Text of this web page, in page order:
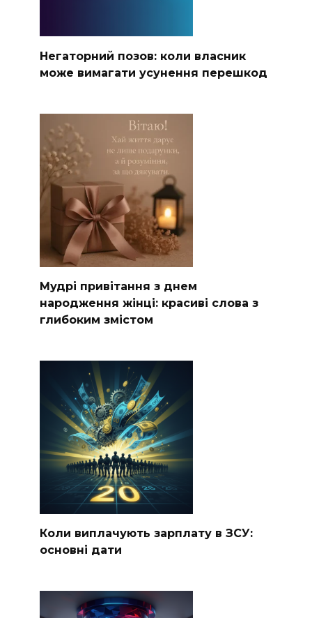
Негаторний позов: коли власник
може вимагати усунення перешкод
Мудрі привітання з днем
народження жінці: красиві слова з
глибоким змістом
Коли виплачують зарплату в ЗСУ:
основні дати